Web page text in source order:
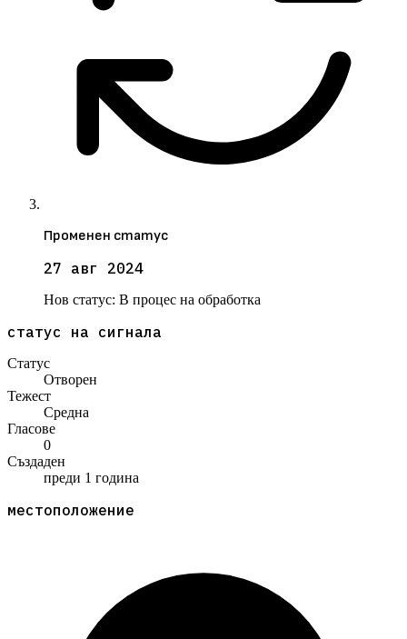
Променен статус
27 авг 2024
Нов статус: В процес на обработка
статус на сигнала
Статус
Отворен
Тежест
Средна
Гласове
0
Създаден
преди 1 година
местоположение